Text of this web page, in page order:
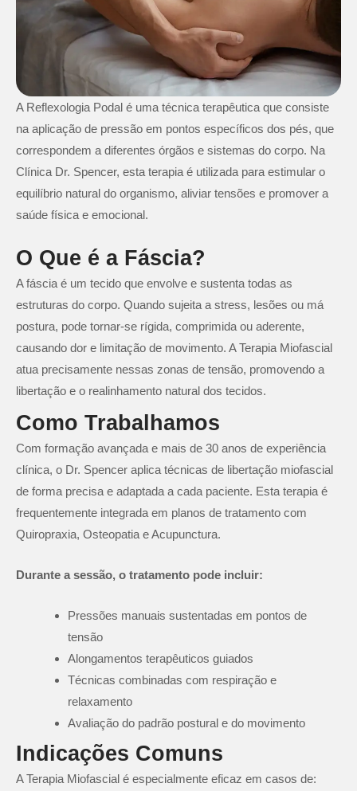
A Reflexologia Podal é uma técnica terapêutica que consiste
na aplicação de pressão em pontos específicos dos pés, que
correspondem a diferentes órgãos e sistemas do corpo. Na
Clínica Dr. Spencer, esta terapia é utilizada para estimular o
equilíbrio natural do organismo, aliviar tensões e promover a
saúde física e emocional.
O Que é a Fáscia?
A fáscia é um tecido que envolve e sustenta todas as
estruturas do corpo. Quando sujeita a stress, lesões ou má
postura, pode tornar-se rígida, comprimida ou aderente,
causando dor e limitação de movimento. A Terapia Miofascial
atua precisamente nessas zonas de tensão, promovendo a
libertação e o realinhamento natural dos tecidos.
Como Trabalhamos
Com formação avançada e mais de 30 anos de experiência
clínica, o Dr. Spencer aplica técnicas de libertação miofascial
de forma precisa e adaptada a cada paciente. Esta terapia é
frequentemente integrada em planos de tratamento com
Quiropraxia, Osteopatia e Acupunctura.
Durante a sessão, o tratamento pode incluir:
Pressões manuais sustentadas em pontos de
tensão
Alongamentos terapêuticos guiados
Técnicas combinadas com respiração e
relaxamento
Avaliação do padrão postural e do movimento
Indicações Comuns
A Terapia Miofascial é especialmente eficaz em casos de: